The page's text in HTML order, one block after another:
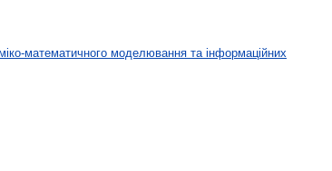
математичного моделювання та інформаційних